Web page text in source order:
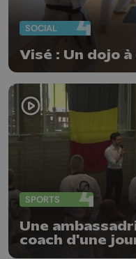
SOCIAL
Visé : Un dojo
SPORTS
Une
coach d'une